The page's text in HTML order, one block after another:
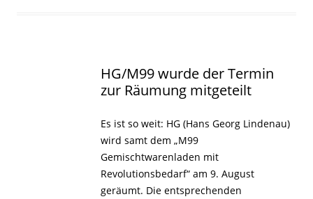
HG/M99 wurde der Termin
zur Räumung mitgeteilt
Es ist so weit: HG (Hans Georg Lindenau)
wird samt dem „M99
Gemischtwarenladen mit
Revolutionsbedarf“ am 9. August
geräumt. Die entsprechenden